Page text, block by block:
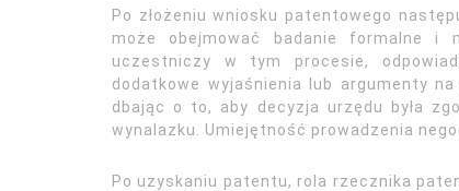
Po złożeniu wniosku patentowego
może obejmować badanie formalne i
uczestniczy w tym procesie,
dodatkowe wyjaśnienia lub argumenty
dbając o to, aby decyzja urzędu była
wynalazku. Umiejętność prowadzenia
Po uzyskaniu patentu, rola rzecznika